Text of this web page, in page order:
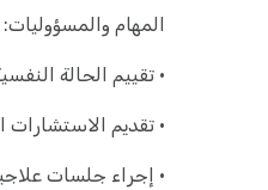
المهام والمسؤوليات:
• تقييم الحالة
• تقديم الاستشارات
• إجراء جلسات